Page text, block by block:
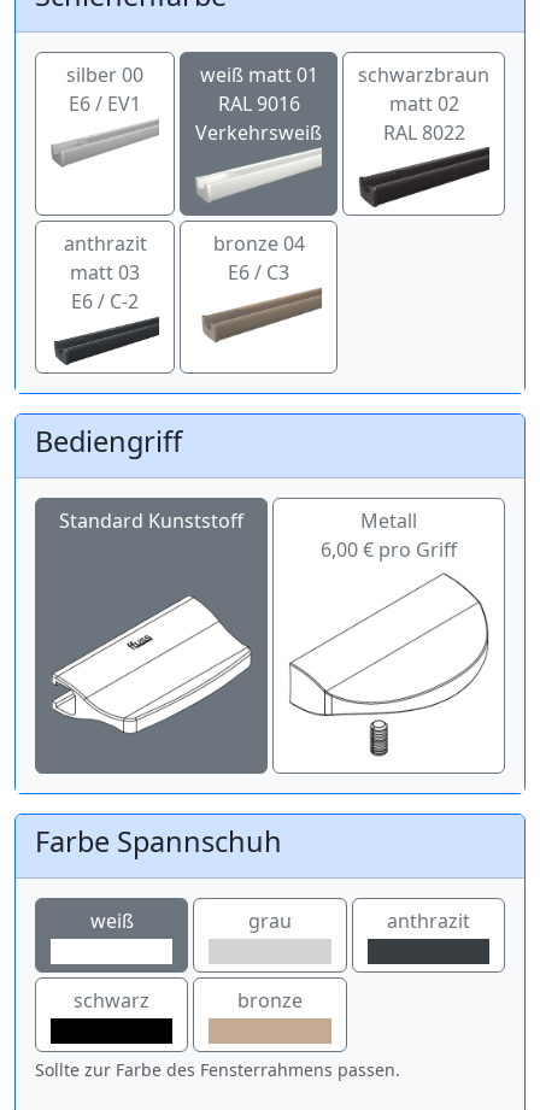
silber 00
E6 / EV1
weiß matt 01
RAL 9016
Verkehrsweiß
schwarzbraun
matt 02
RAL 8022
anthrazit
matt 03
E6 / C-2
bronze 04
E6 / C3
Bediengriff
Standard Kunststoff
Metall
6,00 € pro Griff
Farbe Spannschuh
weiß grau anthrazit
schwarz bronze
Sollte zur Farbe des Fensterrahmens passen.